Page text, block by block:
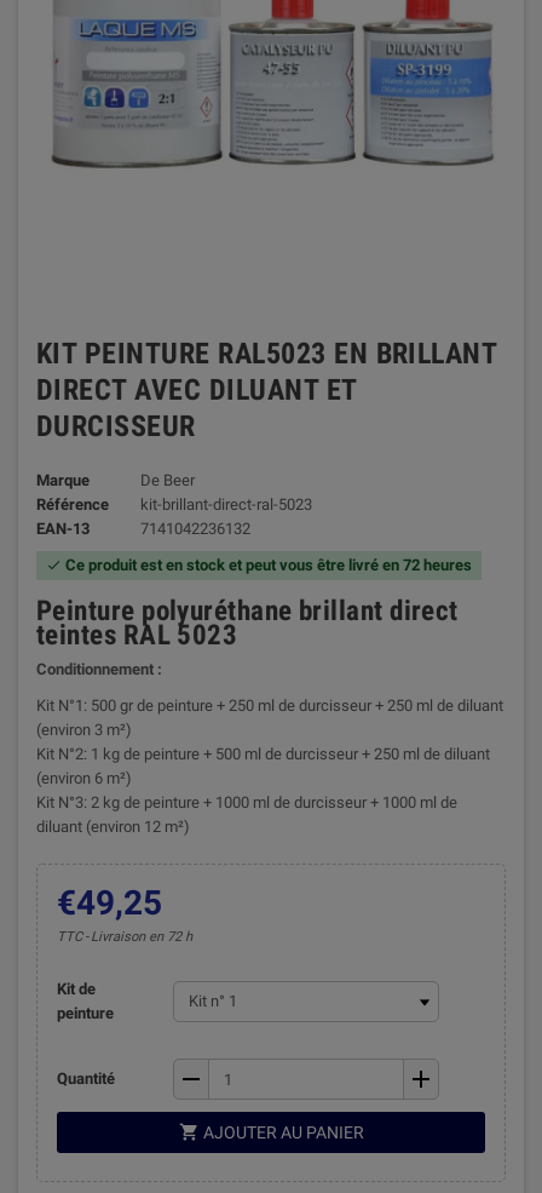
KIT PEINTURE RAL5023 EN BRILLANT
DIRECT AVEC DILUANT ET
DURCISSEUR
Marque
De Beer
Référence
kit-brillant-direct-ral-5023
EAN-13
7141042236132
 Ce produit est en stock et peut vous être livré en 72 heures
Peinture polyuréthane brillant direct
teintes RAL 5023
Conditionnement :
Kit N°1: 500 gr de peinture + 250 ml de durcisseur + 250 ml de diluant
(environ 3 m²)
Kit N°2: 1 kg de peinture + 500 ml de durcisseur + 250 ml de diluant
(environ 6 m²)
Kit N°3: 2 kg de peinture + 1000 ml de durcisseur + 1000 ml de
diluant (environ 12 m²)
€49,25
TTC Livraison en 72 h
Kit de
peinture
Quantité remove add
 AJOUTER AU PANIER